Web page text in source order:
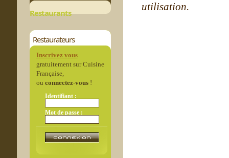
Restaurants
Restaurateurs
Inscrivez vous
gratuitement sur Cuisine
Française,
ou connectez-vous!
Identifiant :
Mot de passe :
utilisation.